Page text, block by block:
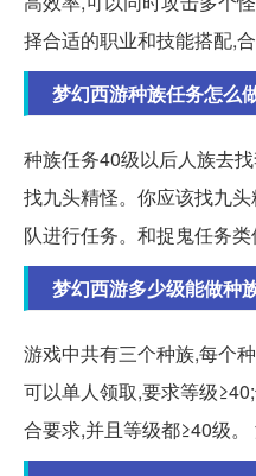
择合适的职业和技能搭配,
梦幻西游种族任务怎么
种族任务40级以后人族去
找九头精怪。你应该找九
队进行任务。和捉鬼任务类
梦幻西游多少级能做种
游戏中共有三个种族,每个
可以单人领取,要求等级
合要求,并且等级都≥40级。